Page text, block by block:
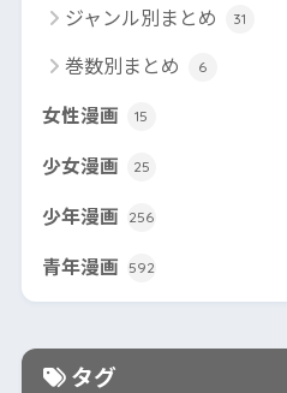
ジャンル別まとめ 31
巻数別まとめ 6
女性漫画 15
少女漫画 25
少年漫画 256
青年漫画 592
タグ